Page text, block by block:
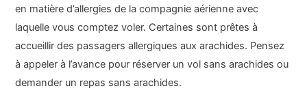
en matière d’allergies de la compagnie aérienne avec
laquelle vous comptez voler. Certaines sont prêtes à
accueillir des passagers allergiques aux arachides. Pensez
à appeler à l’avance pour réserver un vol sans arachides ou
demander un repas sans arachides.